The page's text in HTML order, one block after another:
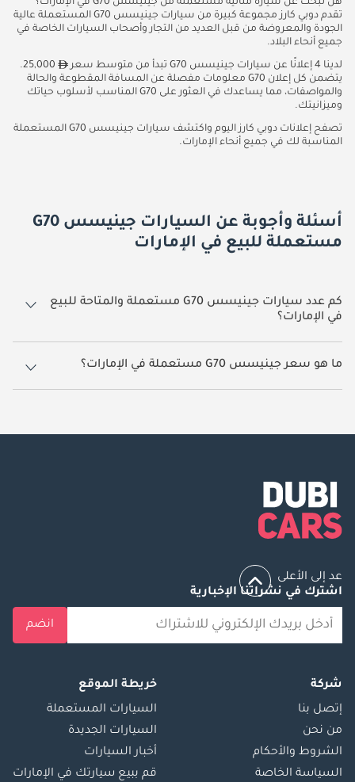
هل تبحث عن سيارة مثالية مستعملة من جينيسس G70 في الإمارات؟
تقدم دوبي كارز مجموعة كبيرة من سيارات جينيسس G70 المستعملة عالية
الجودة والمعروضة من قبل العديد من التجار وأصحاب السيارات الخاصة في
جميع أنحاء البلاد.
لدينا 4 إعلانًا عن سيارات جينيسس G70 تبدأ من متوسط سعر
25,000.
يتضمن كل إعلان G70 معلومات مفصلة عن المسافة المقطوعة والحالة
والمواصفات، مما يساعدك في العثور على G70 المناسب لأسلوب حياتك
وميزانيتك.
تصفح إعلانات دوبي كارز اليوم واكتشف سيارات جينيسس G70 المستعملة
المناسبة لك في جميع أنحاء الإمارات.
أسئلة وأجوبة عن السيارات جينيسس G70
مستعملة للبيع في الإمارات
كم عدد سيارات جينيسس G70 مستعملة والمتاحة للبيع
في الإمارات؟
4 سيارة جينيسس G70 مستعملة متوفرة للبيع في الإمارات.
ما هو سعر جينيسس G70 مستعملة في الإمارات؟
يبدأ سعر سيارة جينيسس G70 مستعملة في الإمارات 25,000.
عد إلى الأعلى
اشترك في نشراتنا الإخبارية
انضم
شركة
إتصل بنا
من نحن
الشروط والأحكام
السياسة الخاصة
خريطة الموقع
السيارات المستعملة
السيارات الجديدة
أخبار السيارات
قم ببيع سيارتك في الإمارات